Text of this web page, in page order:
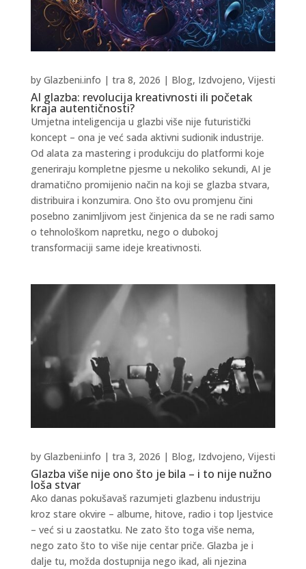
AI glazba: revolucija kreativnosti ili početak
kraja autentičnosti?
by Glazbeni.info | tra 8, 2026 | Blog, Izdvojeno, Vijesti
Umjetna inteligencija u glazbi više nije futuristički
koncept – ona je već sada aktivni sudionik industrije.
Od alata za mastering i produkciju do platformi koje
generiraju kompletne pjesme u nekoliko sekundi, AI je
dramatično promijenio način na koji se glazba stvara,
distribuira i konzumira. Ono što ovu promjenu čini
posebno zanimljivom jest činjenica da se ne radi samo
o tehnološkom napretku, nego o dubokoj
transformaciji same ideje kreativnosti.
Glazba više nije ono što je bila – i to nije nužno
loša stvar
by Glazbeni.info | tra 3, 2026 | Blog, Izdvojeno, Vijesti
Ako danas pokušavaš razumjeti glazbenu industriju
kroz stare okvire – albume, hitove, radio i top ljestvice
– već si u zaostatku. Ne zato što toga više nema,
nego zato što to više nije centar priče. Glazba je i
dalje tu, možda dostupnija nego ikad, ali njezina